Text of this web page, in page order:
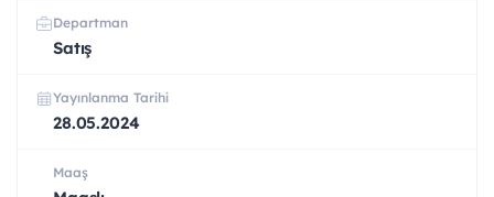
Departman
Satış
Yayınlanma Tarihi
28.05.2024
Maaş